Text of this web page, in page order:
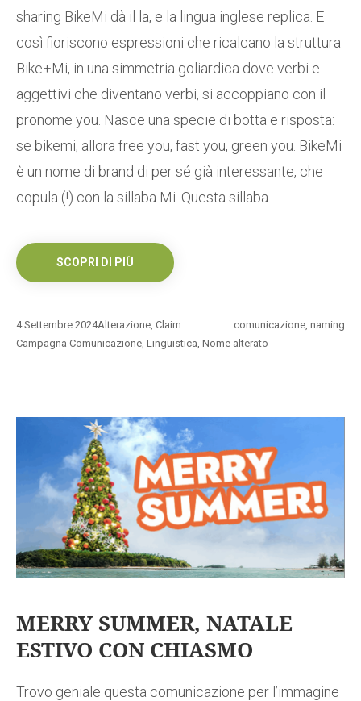
sharing BikeMi dà il la, e la lingua inglese replica. E
così fioriscono espressioni che ricalcano la struttura
Bike+Mi, in una simmetria goliardica dove verbi e
aggettivi che diventano verbi, si accoppiano con il
pronome you. Nasce una specie di botta e risposta:
se bikemi, allora free you, fast you, green you. BikeMi
è un nome di brand di per sé già interessante, che
copula (!) con la sillaba Mi. Questa sillaba...
SCOPRI DI PIÙ
4 Settembre 2024 comunicazione naming
Alterazione Claim
Campagna Comunicazione Linguistica Nome alterato
MERRY SUMMER, NATALE
ESTIVO CON CHIASMO
Trovo geniale questa comunicazione per l’immagine